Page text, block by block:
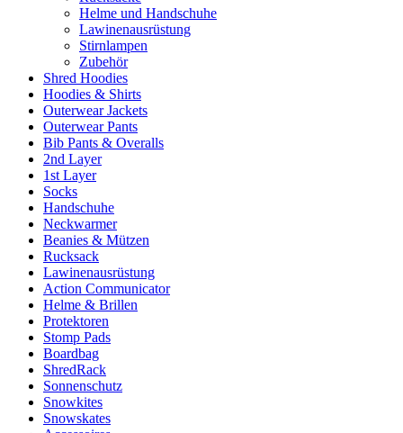
Helme und Handschuhe
Lawinenausrüstung
Stirnlampen
Zubehör
Shred Hoodies
Hoodies & Shirts
Outerwear Jackets
Outerwear Pants
Bib Pants & Overalls
2nd Layer
1st Layer
Socks
Handschuhe
Neckwarmer
Beanies & Mützen
Rucksack
Lawinenausrüstung
Action Communicator
Helme & Brillen
Protektoren
Stomp Pads
Boardbag
ShredRack
Sonnenschutz
Snowkites
Snowskates